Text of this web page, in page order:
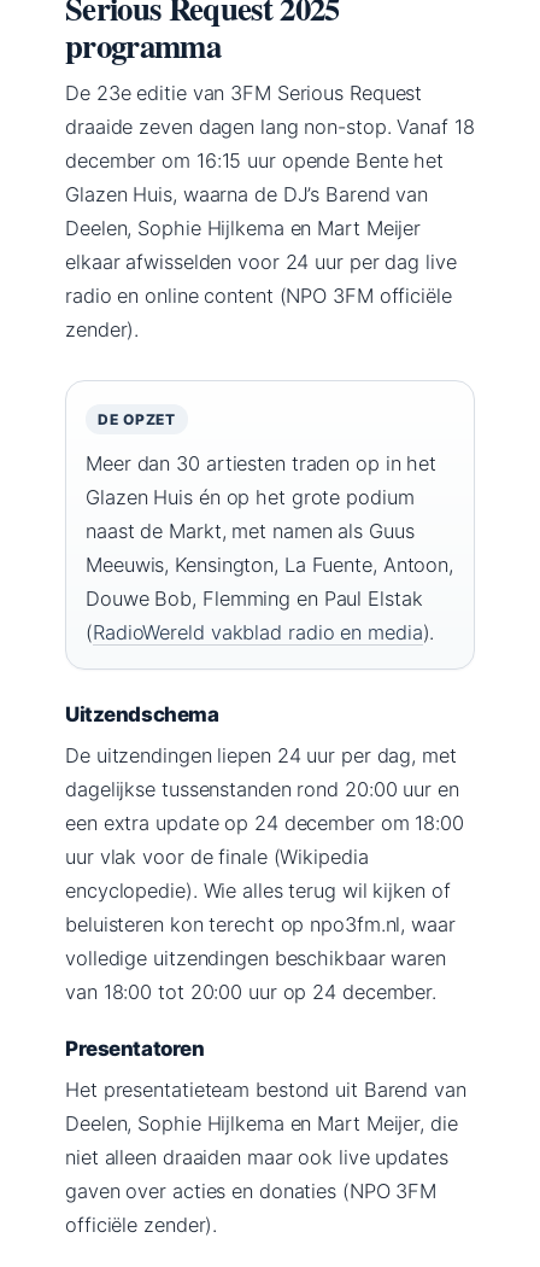
programma
De 23e editie van 3FM Serious Request
draaide zeven dagen lang non-stop. Vanaf 18
december om 16:15 uur opende Bente het
Glazen Huis, waarna de DJ’s Barend van
Deelen, Sophie Hijlkema en Mart Meijer
elkaar afwisselden voor 24 uur per dag live
radio en online content (NPO 3FM officiële
zender).
DE OPZET
Meer dan 30 artiesten traden op in het
Glazen Huis én op het grote podium
naast de Markt, met namen als Guus
Meeuwis, Kensington, La Fuente, Antoon,
Douwe Bob, Flemming en Paul Elstak
(RadioWereld vakblad radio en media).
Uitzendschema
De uitzendingen liepen 24 uur per dag, met
dagelijkse tussenstanden rond 20:00 uur en
een extra update op 24 december om 18:00
uur vlak voor de finale (Wikipedia
encyclopedie). Wie alles terug wil kijken of
beluisteren kon terecht op npo3fm.nl, waar
volledige uitzendingen beschikbaar waren
van 18:00 tot 20:00 uur op 24 december.
Presentatoren
Het presentatieteam bestond uit Barend van
Deelen, Sophie Hijlkema en Mart Meijer, die
niet alleen draaiden maar ook live updates
gaven over acties en donaties (NPO 3FM
officiële zender).